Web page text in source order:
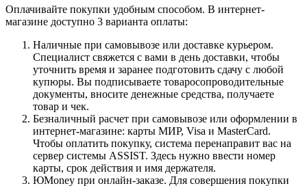
Оплачивайте покупки удобным способом. В интернет-
магазине доступно 3 варианта оплаты:
Наличные при самовывозе или доставке курьером.
Специалист свяжется с вами в день доставки, чтобы
уточнить время и заранее подготовить сдачу с любой
купюры. Вы подписываете товаросопроводительные
документы, вносите денежные средства, получаете
товар и чек.
Безналичный расчет при самовывозе или оформлении в
интернет-магазине: карты МИР, Visa и MasterCard.
Чтобы оплатить покупку, система перенаправит вас на
сервер системы ASSIST. Здесь нужно ввести номер
карты, срок действия и имя держателя.
ЮMoney при онлайн-заказе. Для совершения покупки